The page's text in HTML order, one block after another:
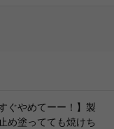
ぐやめてーー！】製
め塗ってても焼けち